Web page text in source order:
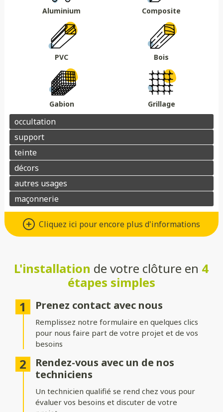
Aluminium Composite
PVC Bois
Gabion Grillage
DMC 304
DMC 305
Barrière acoustique
Tour piscine
Couvertine
Cliquez ici pour encore plus d'informations
Un grand choix de matériaux de
qualité
: moderne, léger et résistant à la corrosion.
Composite
d’entretien.
: économique, durable et facile à entretenir.
Bois: naturel et chaleureux, idéal pour un extérieur
authentique.
: robuste et contemporain, avec une touche minérale.
: simple, efficace et modulable selon vos besoins.
L'installation de votre clôture en 4
étapes simples
Prenez contact avec nous
Remplissez notre formulaire en quelques clics
pour nous faire part de votre projet et de vos
besoins
Rendez-vous avec un de nos
techniciens
Un technicien qualifié se rend chez vous pour
évaluer vos besoins et discuter de votre